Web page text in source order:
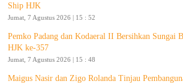
Ship HJK
Jumat, 7 Agustus 2026 | 15 : 52
Pemko Padang dan Kodaeral II Bersihkan Sungai
HJK ke-357
Jumat, 7 Agustus 2026 | 15 : 48
Maigus Nasir dan Zigo Rolanda Tinjau